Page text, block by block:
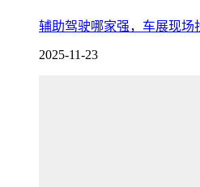
辅助驾驶哪家强，车展现场
2025-11-23